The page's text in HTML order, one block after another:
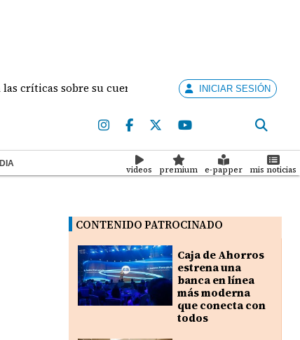
sobre su cuerpo con un contundente mensaje
INICIAR SESIÓN
videos premium e-papper mis noticias
CONTENIDO PATROCINADO
Caja de Ahorros
estrena una
banca en línea
más moderna
que conecta con
todos